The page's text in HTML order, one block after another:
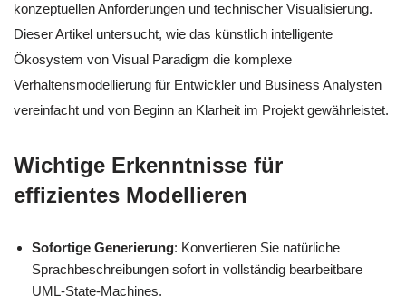
konzeptuellen Anforderungen und technischer Visualisierung.
Dieser Artikel untersucht, wie das künstlich intelligente
Ökosystem von Visual Paradigm die komplexe
Verhaltensmodellierung für Entwickler und Business Analysten
vereinfacht und von Beginn an Klarheit im Projekt gewährleistet.
Wichtige Erkenntnisse für
effizientes Modellieren
Sofortige Generierung: Konvertieren Sie natürliche
Sprachbeschreibungen sofort in vollständig bearbeitbare
UML-State-Machines.